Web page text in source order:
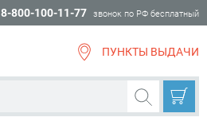
8-800-100-11-77 звонок по РФ бесплатный
ПУНКТЫ ВЫДАЧИ